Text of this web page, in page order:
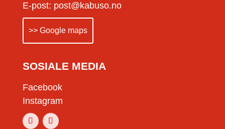
E-post: post@kabuso.no
>> Google maps
SOSIALE MEDIA
Facebook
Instagram